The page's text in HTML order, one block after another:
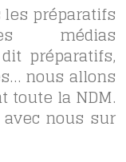
préparatifs
préparatifs,
nous allons
toute la NDM.
nous sur